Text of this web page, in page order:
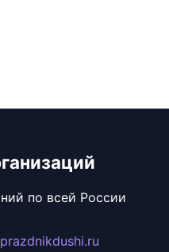
по всей России
prazdnikdushi.ru